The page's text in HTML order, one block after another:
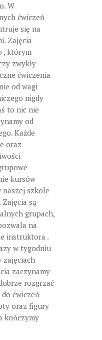
W
ćwiczeń
się na
Zajęcia
, którym
zwykły
ćwiczenia
od wagi
nigdy
to nic nie
od
Każde
oraz
kursów
szkole
są
grupach,
na
instruktora .
w tygodniu
zajęciach
zaczynamy
rozgrzać
ćwiczeń
oraz figury
kończymy